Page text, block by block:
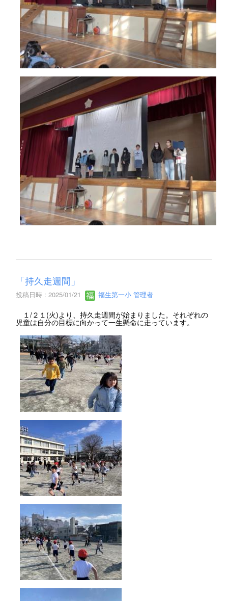
「持久走週間」
投稿日時 : 2025/01/21 福生第一小 管理者
１/２１(火)より、持久走週間が始まりました。それぞれの
児童は自分の目標に向かって一生懸命に走っています。